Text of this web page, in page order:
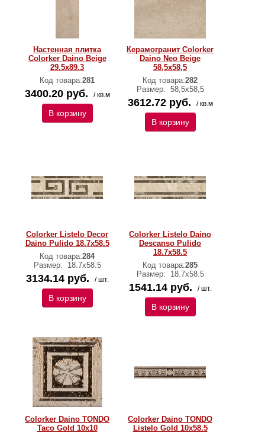
Настенная плитка
Colorker Daino Beige
29.5x89.3
Код товара:281
3400.20 руб. / кв.м
В корзину
Керамогранит Colorker
Daino Neo Beige
58,5х58,5
Код товара:282
Размер: 58,5х58,5
3612.72 руб. / кв.м
В корзину
Colorker Listelo Decor
Daino Pulido 18.7x58.5
Код товара:284
Размер:
18.7x58.5
3134.14 руб. / шт.
В корзину
Colorker Listelo Daino
Descanso Pulido
18.7x58.5
Код товара:285
Размер:
18.7x58.5
1541.14 руб. / шт.
В корзину
Colorker Daino TONDO
Taco Gold 10x10
Colorker Daino TONDO
Listelo Gold 10x58.5